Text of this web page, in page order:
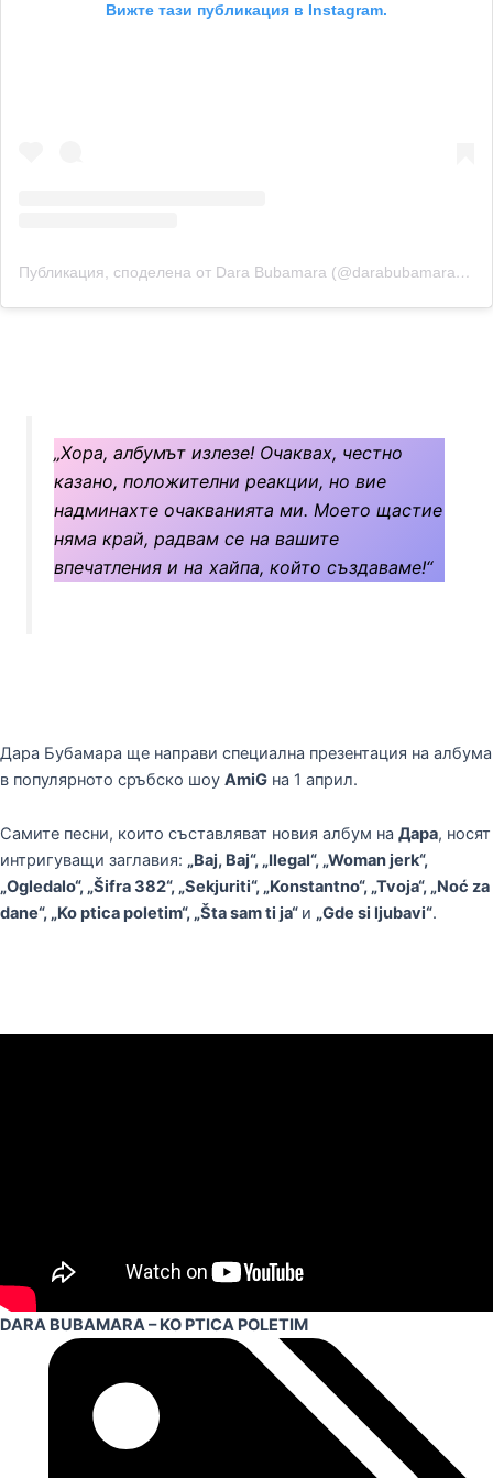
Вижте тази публикация в Instagram.
Публикация, споделена от Dara Bubamara (@darabubamara_official)
„Хора, албумът излезе! Очаквах, честно
казано, положителни реакции, но вие
надминахте очакванията ми. Моето щастие
няма край, радвам се на вашите
впечатления и на хайпа, който създаваме!“
Дара Бубамара ще направи специална презентация на албума
в популярното сръбско шоу AmiG на 1 април.
Самите песни, които съставляват новия албум на Дара, носят
интригуващи заглавия: „Baj, Baj“, „Ilegal“, „Woman jerk“,
„Ogledalo“, „Šifra 382“, „Sekjuriti“, „Konstantno“, „Tvoja“, „Noć za
dane“, „Ko ptica poletim“, „Šta sam ti ja“ и „Gde si ljubavi“.
DARA BUBAMARA – KO PTICA POLETIM